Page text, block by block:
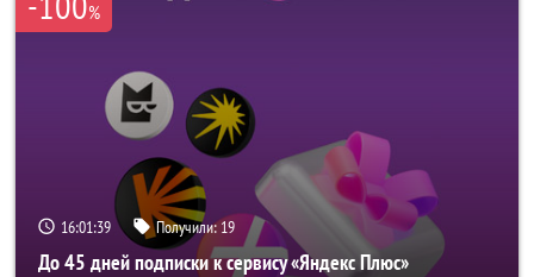
%
16:01:37 Получили:19
До 45 дней подписки к сервису «Яндекс Плюс»